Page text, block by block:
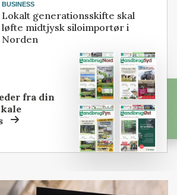
BUSINESS
Lokalt generationsskifte skal
løfte midtjysk siloimportør i
Norden
fra din